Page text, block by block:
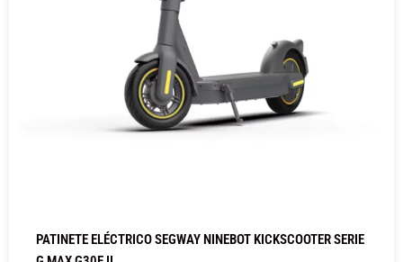
PATINETE ELÉCTRICO SEGWAY NINEBOT KICKSCOOTER SERIE